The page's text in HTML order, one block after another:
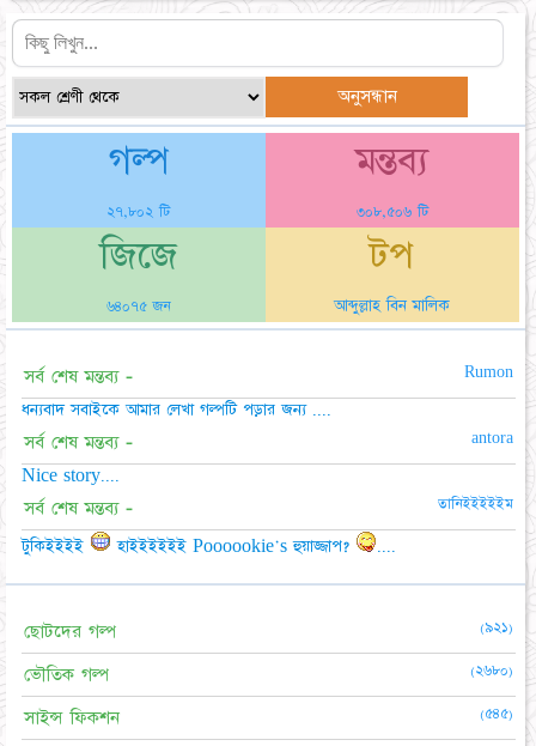
গল্প
২৭,৮০২ টি
মন্তব্য
৩০৮,৫০৬ টি
জিজে
৬৪০৭৫ জন
টপ
আব্দুল্লাহ বিন মালিক
সর্ব শেষ মন্তব্য - Rumon
ধন্যবাদ সবাইকে আমার লেখা গল্পটি পড়ার জন্য ....
সর্ব শেষ মন্তব্য - antora
Nice story....
সর্ব শেষ মন্তব্য - তানিইইইইইম
টুকিইইইই হাইইইইইই Poooookie's হুয়াজ্জাপ? ....
ছোটদের গল্প (৯২১)
ভৌতিক গল্প (২৬৮০)
সাইন্স ফিকশন (৫৪৫)